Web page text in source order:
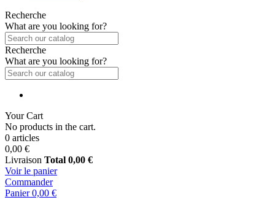
Recherche
What are you looking for?
Recherche
What are you looking for?
Your Cart
No products in the cart.
0 articles
0,00 €
Livraison Total 0,00 €
Voir le panier
Commander
Panier 0,00 €